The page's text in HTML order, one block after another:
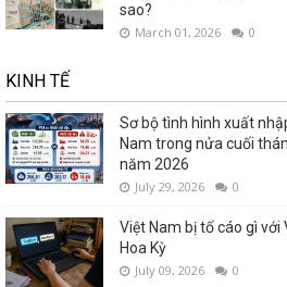
sao?
March 01, 2026 0
KINH TẾ
Sơ bộ tình hình xuất
Nam trong nửa cuối
năm 2026
July 29, 2026 0
Việt Nam bị tố cáo gì
Hoa Kỳ
July 09, 2026 0